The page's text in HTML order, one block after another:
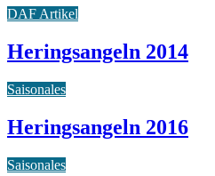
DAF Artikel
Heringsangeln 2014
Saisonales
Heringsangeln 2016
Saisonales